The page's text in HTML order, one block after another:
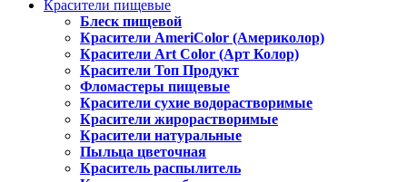
Красители пищевые
Блеск пищевой
Красители AmeriColor (Америколор)
Красители Art Color (Арт Колор)
Красители Топ Продукт
Фломастеры пищевые
Красители сухие водорастворимые
Красители жирорастворимые
Красители натуральные
Пыльца цветочная
Краситель распылитель